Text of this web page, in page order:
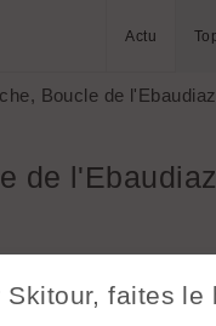
Actu
Boucle de l'Ebaudiaz
de
La Grande Lanche
Skitour, faites le